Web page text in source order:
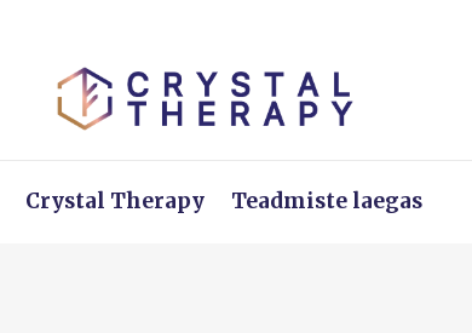
Crystal Therapy Teadmiste laegas